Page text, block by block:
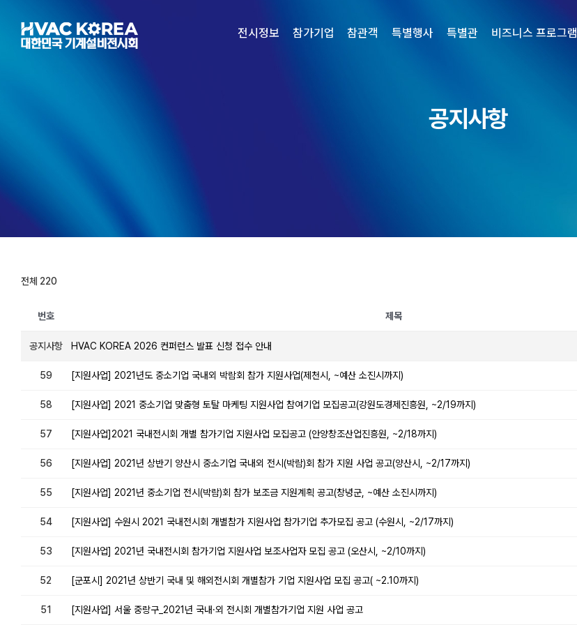
content
전시정보 참가기업 참관객 특별행사 특별관 비즈니스 프로그램
공지사항
전체 220
번호 제목
공지사항 HVAC KOREA 2026 컨퍼런스 발표 신청 접수 안내
59 [지원사업] 2021년도 중소기업 국내외 박람회 참가 지원사업(제천시, ~예산 소진시까지)
58 [지원사업] 2021 중소기업 맞춤형 토탈 마케팅 지원사업 참여기업 모집공고(강원도경제진흥원, ~2/19까지)
57 [지원사업]2021 국내전시회 개별 참가기업 지원사업 모집공고 (안양창조산업진흥원, ~2/18까지)
56 [지원사업] 2021년 상반기 양산시 중소기업 국내외 전시(박람)회 참가 지원 사업 공고(양산시, ~2/17까지)
55 [지원사업] 2021년 중소기업 전시(박람)회 참가 보조금 지원계획 공고(창녕군, ~예산 소진시까지)
54 [지원사업] 수원시 2021 국내전시회 개별참가 지원사업 참가기업 추가모집 공고 (수원시, ~2/17까지)
53 [지원사업] 2021년 국내전시회 참가기업 지원사업 보조사업자 모집 공고 (오산시, ~2/10까지)
52 [군포시] 2021년 상반기 국내 및 해외전시회 개별참가 기업 지원사업 모집 공고( ~2.10까지)
51 [지원사업] 서울 중랑구_2021년 국내·외 전시회 개별참가기업 지원 사업 공고